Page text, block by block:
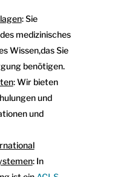
: Sie
medizinisches
Wissen,das Sie
benötigen.
: Wir bieten
und
und
: In